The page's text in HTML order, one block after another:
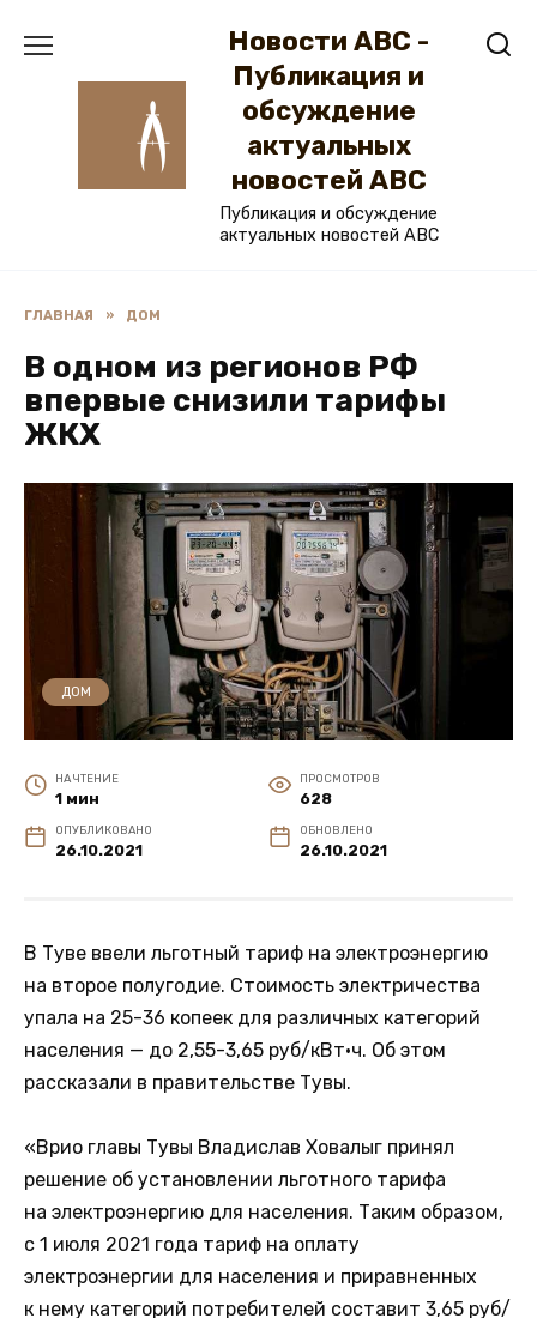
Новости ABC -
Публикация и
обсуждение
актуальных
новостей ABC
Публикация и обсуждение
актуальных новостей ABC
ГЛАВНАЯ » ДОМ
В одном из регионов РФ
впервые снизили тарифы
ЖКХ
ДОМ
НА ЧТЕНИЕ
1 мин
ПРОСМОТРОВ
628
ОПУБЛИКОВАНО
26.10.2021
ОБНОВЛЕНО
26.10.2021
В Туве ввели льготный тариф на электроэнергию
на второе полугодие. Стоимость электричества
упала на 25-36 копеек для различных категорий
населения — до 2,55-3,65 руб/кВт·ч. Об этом
рассказали в правительстве Тувы.
«Врио главы Тувы Владислав Ховалыг принял
решение об установлении льготного тарифа
на электроэнергию для населения. Таким образом,
с 1 июля 2021 года тариф на оплату
электроэнергии для населения и приравненных
к нему категорий потребителей составит 3,65 руб/